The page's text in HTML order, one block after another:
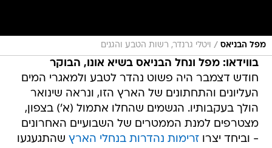
מפל הבניאס / ויטלי גרנדר, רשות הטבע והגנים
בווידאו: מפל ונחל הבניאס בשיא אונו, הבוקר
חודש דצמבר היה פשוט נהדר לטבע ולמאגרי המים
העליונים והתחתונים של הארץ הזו, ונראה שינואר
הולך בעקבותיו. הגשמים שהחלו אתמול (א') בצפון,
מצטרפים למנת הממטרים של השבועיים האחרונים
- וביחד יצרוזרימות נהדרות בנחלי הארץ שהתגעגעו